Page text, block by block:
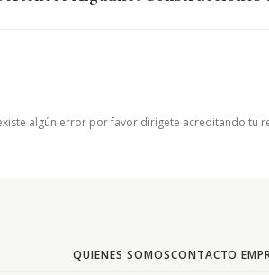
algún error por favor dirígete acreditando tu
QUIENES SOMOSCONTACTO